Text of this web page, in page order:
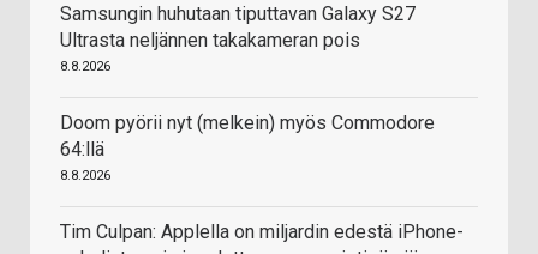
Samsungin huhutaan tiputtavan Galaxy S27
Ultrasta neljännen takakameran pois
8.8.2026
Doom pyörii nyt (melkein) myös Commodore
64:llä
8.8.2026
Tim Culpan: Applella on miljardin edestä iPhone-